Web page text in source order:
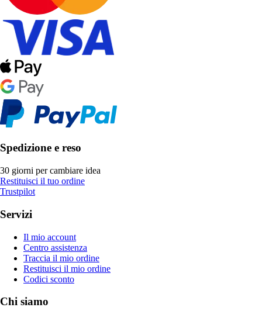
Spedizione e reso
30 giorni per cambiare idea
Restituisci il tuo ordine
Trustpilot
Servizi
Il mio account
Centro assistenza
Traccia il mio ordine
Restituisci il mio ordine
Codici sconto
Chi siamo